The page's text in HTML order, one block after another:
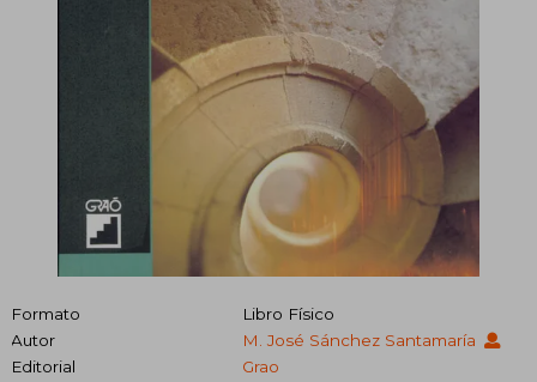
Formato
Libro Físico
Autor
M. José Sánchez Santamaría
Editorial
Grao